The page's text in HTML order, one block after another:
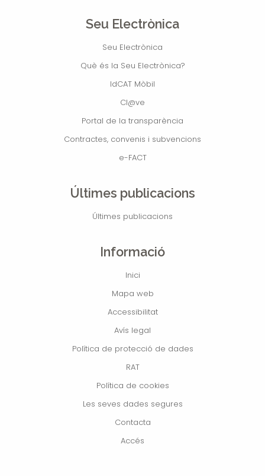
Seu Electrònica
Seu Electrònica
Què és la Seu Electrònica?
IdCAT Mòbil
Cl@ve
Portal de la transparència
Contractes, convenis i subvencions
e-FACT
Últimes publicacions
Últimes publicacions
Informació
Inici
Mapa web
Accessibilitat
Avís legal
Política de protecció de dades
RAT
Política de cookies
Les seves dades segures
Contacta
Accés